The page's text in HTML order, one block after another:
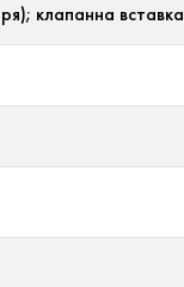
клапанна вставка